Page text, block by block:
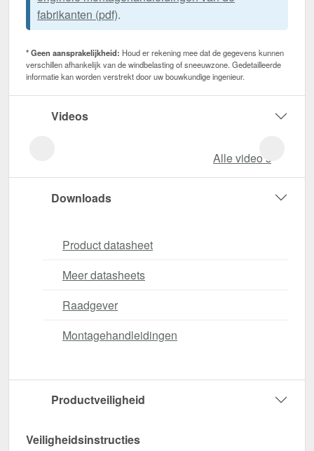
fabrikanten (pdf).
* Geen aansprakelijkheid: Houd er rekening mee dat de gegevens kunnen
verschillen afhankelijk van de windbelasting of sneeuwzone. Gedetailleerde
informatie kan worden verstrekt door uw bouwkundige ingenieur.
Videos
Alle video‘s
Downloads
Product datasheet
Meer datasheets
Raadgever
Montagehandleidingen
Productveiligheid
Veiligheidsinstructies